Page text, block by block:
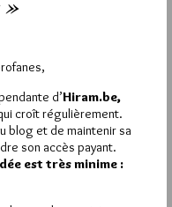
l’ennemi du genre
Asie ou l’exterminer… Par
que le Juif
parce qu’il était
pas un maçon…
d’Hiram.be,
croît régulièrement.
blog et de maintenir sa
son accès payant.
est très minime :